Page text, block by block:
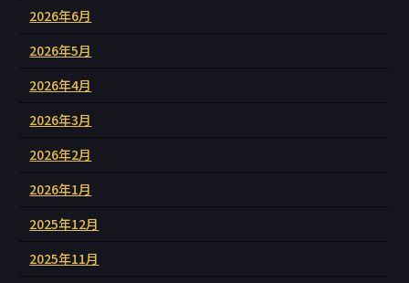
2026年6月
2026年5月
2026年4月
2026年3月
2026年2月
2026年1月
2025年12月
2025年11月